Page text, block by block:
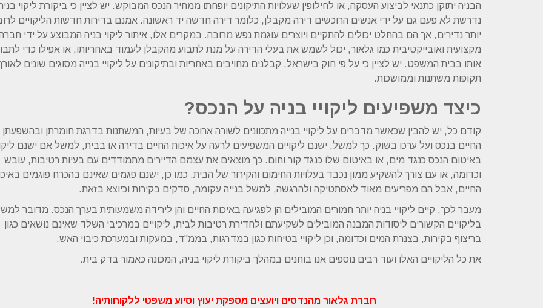
הבניה יתוקן כתנאי לביצוע העסקה, או לחילופין שעלויות התיקונים יופחתו ממחיר הנכס המבוקש. יש לציין כי ביקורת ליקוי
נדרשת לא פעם גם על ידי אנשים הרוכשים דירה מקבלן, כלומר דירה חדשה יד ראשונה. אמנם בדירות חדשות הליקויים
יותר נדירים, אך הם בהחלט יכולים להתקיים ויוצרים עוגמת נפש מרובה. במקרים אלו, איתור ליקוי בניה המבוצע על ידי
מקצועית ואובייקטיבית כמו גלאור, יכול לשמש את בעלי הדירה על מנת לתבוע מהקבלן לעמוד באחריותו, או אפילו כדי
אותו בבית המשפט. יש לציין כי על פי חוק בישראל, קבלנים מחויבים באחריות ובתיקונים על ליקויי בנייה מסוגים שונים
תקופות משתנות וממושכות.
כיצד משפיעים ליקויי בניה על הנכס?
קודם כל, יש להבין שכאשר מדברים על ליקויי בנייה מתכוונים לשורה ארוכה של בעיות, המשתנות בדרגת חומרתן
החיים בנכס ועל ערכו בשוק. כך למשל, ישנם ליקויים המשפיעים לרעה על איכות החיים בדירה או בבית, למשל אם ישנם
באיטום הנכס כנגד מים, או באיטום שלו כנגד קור וחום. כך מוצאים את עצמם הדיירים מתמודדים עם בעיות רטיבות, עובש
וכדומה, או עם צורך להשקיע ממון נכבד בעלויות החימום והקירור של הבית. כמו כן, ישנם פגמים שאינם בהכרח פוגמים
החיים, אבל הם מפריעים מאוד לאסתטיקה ולהרגשה, למשל בנייה עקומה, סדקים בקירות וכיוצא בזאת.
מעבר לכך, קיים ליקויי בניה יותר חמורים המובילים הן לפגיעה באיכות החיים והן לירידה משמעותית בערך הנכס. מדובר
בליקויים הקשורים ליסודות המבנה המובילים לשקיעתם ולחדירת רטיבות לבית, ליקויים במרכיבי השלד שאינם נושאים כגון
בריצוף בקירות, בצנרת המים וכדומה, וכן ליקויי בטיחות כגון במדרגות, בממ"ד, במעקות ובמערכת כיבוי האש.
את כל הליקויים האלו ועוד רבים נוספים אנו בוחנים במהלך ביקורת ליקוי בניה, המכונה כאמור בדק בית.
חברת גלאור מהנדסים ויועצים מספקת יעוץ וסיוע משפטי ללקוחותיה!